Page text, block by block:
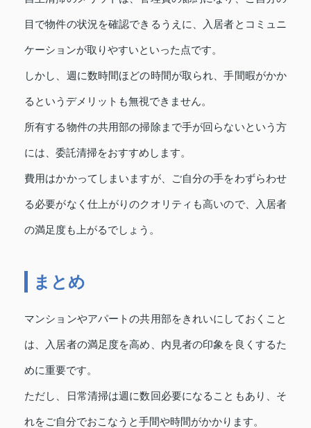
目で物件の状況を確認できるうえに、入居者とコミュニ
ケーションが取りやすいといった点です。
しかし、週に数時間ほどの時間が取られ、手間暇がかか
るというデメリットも無視できません。
所有する物件の共用部の掃除まで手が回らないという方
には、委託清掃をおすすめします。
費用はかかってしまいますが、ご自分の手をわずらわせ
る必要がなく仕上がりのクオリティも高いので、入居者
の満足度も上がるでしょう。
まとめ
マンションやアパートの共用部をきれいにしておくこと
は、入居者の満足度を高め、内見者の印象を良くするた
めに重要です。
ただし、日常清掃は週に数回必要になることもあり、そ
れをご自分でおこなうと手間や時間がかかります。